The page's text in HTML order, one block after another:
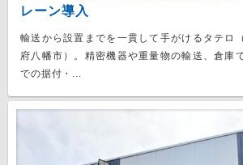
レーン導入
輸送から設置までを一貫して手がけるタテロ
府八幡市）。精密機器や重量物の輸送、倉庫
での据付・...